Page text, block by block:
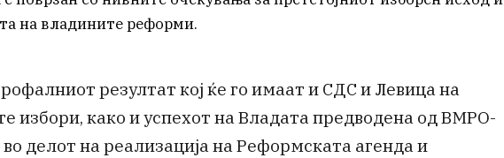
на владините реформи.
резултат кој ќе го имаат и СДС и Левица на
избори, како и успехот на Владата предводена од ВМРО-
делот на реализација на Реформската агенда и